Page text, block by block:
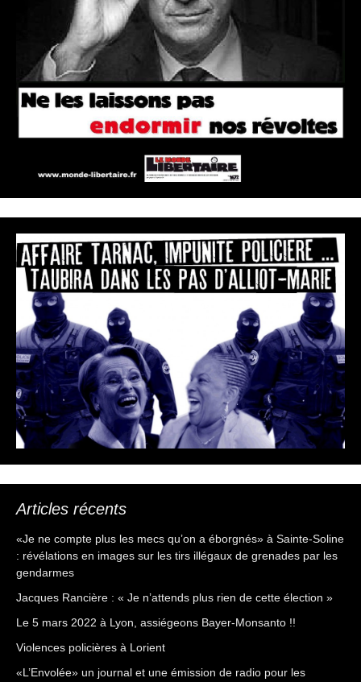
Articles récents
«Je ne compte plus les mecs qu’on a éborgnés» à Sainte-Soline
: révélations en images sur les tirs illégaux de grenades par les
gendarmes
Jacques Rancière : « Je n’attends plus rien de cette élection »
Le 5 mars 2022 à Lyon, assiégeons Bayer-Monsanto !!
Violences policières à Lorient
«L’Envolée» un journal et une émission de radio pour les